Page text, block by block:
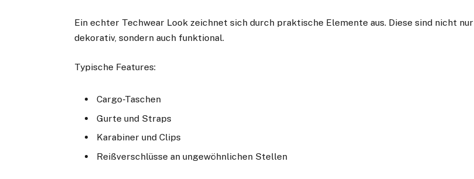
Ein echter Techwear Look zeichnet sich durch praktische Elemente aus. Diese sind nicht nur
dekorativ, sondern auch funktional.
Typische Features:
Cargo-Taschen
Gurte und Straps
Karabiner und Clips
Reißverschlüsse an ungewöhnlichen Stellen